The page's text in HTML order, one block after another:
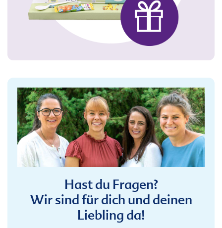
Hast du Fragen?
Wir sind für dich und deinen
Liebling da!